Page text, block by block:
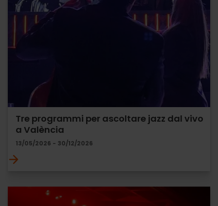
Tre programmi per ascoltare jazz dal vivo
a València
13/05/2026 - 30/12/2026